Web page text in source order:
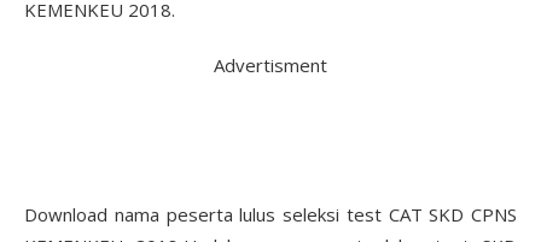
KEMENKEU 2018.
Advertisment
Download nama peserta lulus seleksi test CAT SKD CPNS